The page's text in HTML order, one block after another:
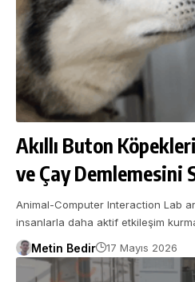
Akıllı Buton
ve Çay Demlemesini
Animal-Computer Interaction Lab
insanlarla daha aktif etkileşim
Metin Bedir 17 Mayıs 2026